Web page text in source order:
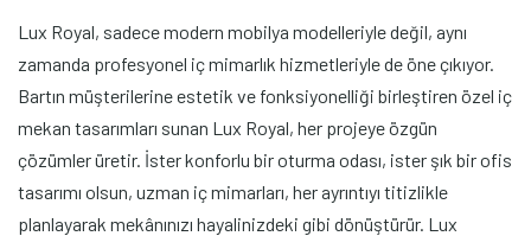
Lux Royal, sadece modern mobilya modelleriyle değil, aynı
zamanda profesyonel iç mimarlık hizmetleriyle de öne çıkıyor.
Bartın müşterilerine estetik ve fonksiyonelliği birleştiren özel iç
mekan tasarımları sunan Lux Royal, her projeye özgün
çözümler üretir. İster konforlu bir oturma odası, ister şık bir ofis
tasarımı olsun, uzman iç mimarları, her ayrıntıyı titizlikle
planlayarak mekânınızı hayalinizdeki gibi dönüştürür. Lux